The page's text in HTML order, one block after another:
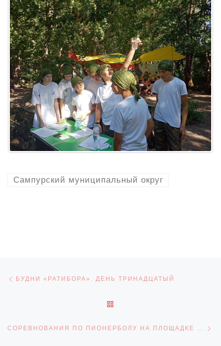
Сампурский муниципальный округ
Навигация по записям
БУДНИ «РАТИБОРА». ДЕНЬ ТРИНАДЦАТЫЙ
СОРЕВНОВАНИЯ ПО ПИОНЕРБОЛУ НА ПЛОЩАДКЕ МАУ ДО «СПОРТИВНАЯ ШКОЛА №1»